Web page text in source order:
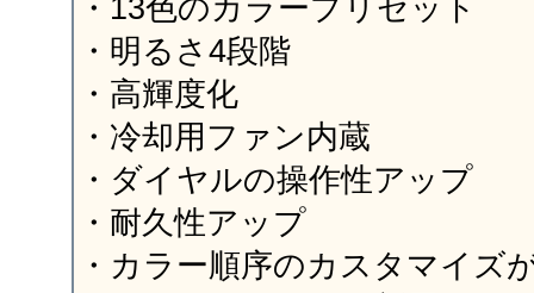
・13色のカラープリセット
・明るさ4段階
・高輝度化
・冷却用ファン内蔵
・ダイヤルの操作性アップ
・耐久性アップ
・カラー順序のカスタマイズ